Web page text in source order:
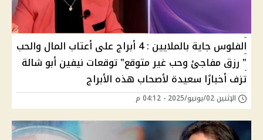
الفلوس جاية بالملايين : 4 أبراج على أعتاب المال والحب
" رزق مفاجئ وحب غير متوقع" توقعات نيفين أبو شالة
تزف أخبارًا سعيدة لأصحاب هذه الأبراج
الإثنين 02/يونيو/2025 - 04:12 م